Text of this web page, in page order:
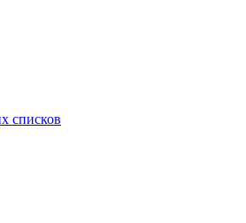
списков